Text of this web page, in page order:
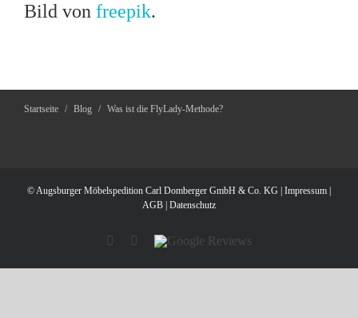
Bild von freepik.
Startseite / Blog / Was ist die FlyLady-Methode?
© Augsburger Möbelspedition Carl Domberger GmbH & Co. KG | Impressum
AGB Datenschutz
FacebookInstagram
Google